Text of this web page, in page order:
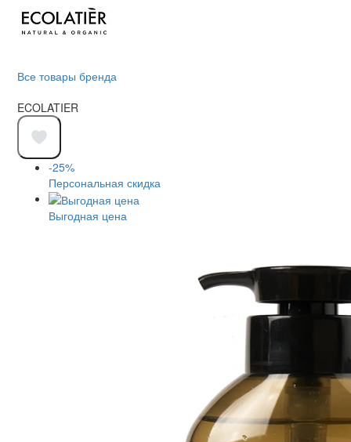
Все товары бренда
ECOLATIER
-25%
Персональная скидка
Выгодная цена